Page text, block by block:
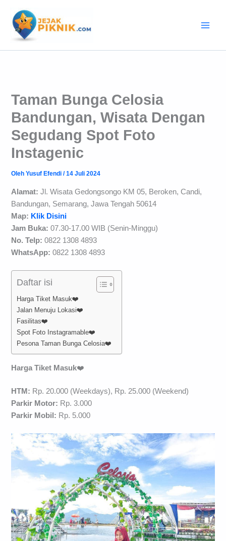
konten
Taman Bunga Celosia
Bandungan, Wisata Dengan
Segudang Spot Foto
Instagenic
OlehYusuf Efendi/14 Juli 2024
Alamat: Jl. Wisata Gedongsongo KM 05, Beroken, Candi,
Bandungan, Semarang, Jawa Tengah 50614
Map: Klik Disini
Jam Buka: 07.30-17.00 WIB (Senin-Minggu)
No. Telp: 0822 1308 4893
WhatsApp:0822 1308 4893
Daftar isi
Harga Tiket Masuk❤️
Jalan Menuju Lokasi❤️
Fasilitas❤️
Spot Foto Instagramable❤️
Pesona Taman Bunga Celosia❤️
Harga Tiket Masuk❤️
HTM: Rp. 20.000 (Weekdays), Rp. 25.000 (Weekend)
Parkir Motor: Rp. 3.000
Parkir Mobil: Rp. 5.000